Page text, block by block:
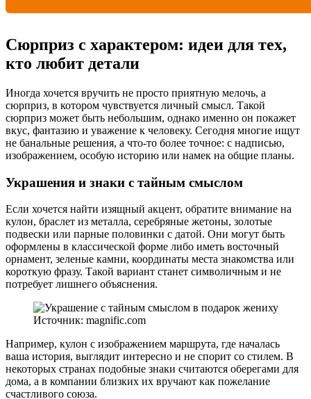
Сюрприз с характером: идеи для тех,
кто любит детали
Иногда хочется вручить не просто приятную мелочь, а
сюрприз, в котором чувствуется личный смысл. Такой
сюрприз может быть небольшим, однако именно он покажет
вкус, фантазию и уважение к человеку. Сегодня многие ищут
не банальные решения, а что-то более точное: с надписью,
изображением, особую историю или намек на общие планы.
Украшения и знаки с тайным смыслом
Если хочется найти изящный акцент, обратите внимание на
кулон, браслет из металла, серебряные жетоны, золотые
подвески или парные половинки с датой. Они могут быть
оформлены в классической форме либо иметь восточный
орнамент, зеленые камни, координаты места знакомства или
короткую фразу. Такой вариант станет символичным и не
потребует лишнего объяснения.
Источник: magnific.com
Например, кулон с изображением маршрута, где началась
ваша история, выглядит интересно и не спорит со стилем. В
некоторых странах подобные знаки считаются оберегами для
дома, а в компании близких их вручают как пожелание
счастливого союза.